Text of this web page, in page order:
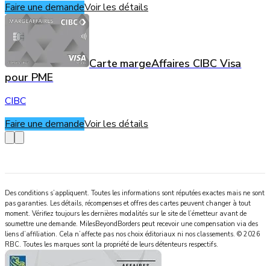
Faire une demandeVoir les détails
Carte margeAffaires CIBC Visa
pour PME
CIBC
Faire une demandeVoir les détails
Des conditions s’appliquent. Toutes les informations sont réputées exactes mais ne sont
pas garanties. Les détails, récompenses et offres des cartes peuvent changer à tout
moment. Vérifiez toujours les dernières modalités sur le site de l’émetteur avant de
soumettre une demande. MilesBeyondBorders peut recevoir une compensation via des
liens d’affiliation. Cela n’affecte pas nos choix éditoriaux ni nos classements. © 2026
RBC. Toutes les marques sont la propriété de leurs détenteurs respectifs.